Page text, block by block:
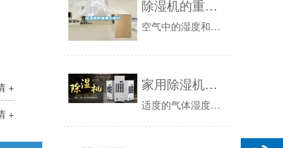
+
+
除湿机的重要小常识
空气中的湿度和温度一样无处不在，春季温度不高，湿度却很大。同时潮湿和霉菌对金属氧化所造成的损害随时在不知不觉地发生。环境相对湿度大于60%霉...
家用除湿机应该放在哪里？
适度的气体湿度针对维持家中房间内的舒适感尤为重要。水份过少会毁坏房子和物件，乃至对人的身体身心健康导致危害。 家用除湿机能够将除去房子...